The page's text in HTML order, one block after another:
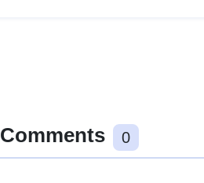
Comments 0